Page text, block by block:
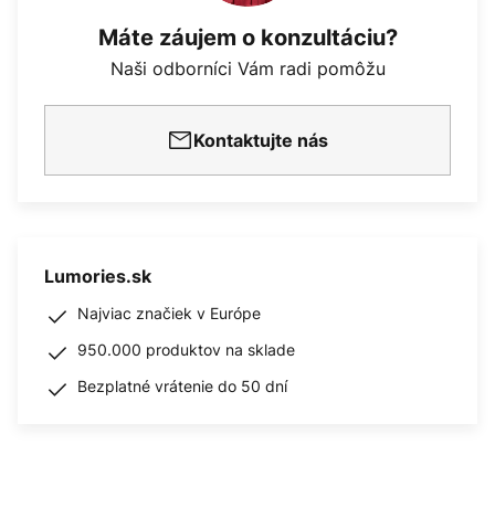
Máte záujem o konzultáciu?
Naši odborníci Vám radi pomôžu
Kontaktujte nás
Lumories.sk
Najviac značiek v Európe
950.000 produktov na sklade
Bezplatné vrátenie do 50 dní